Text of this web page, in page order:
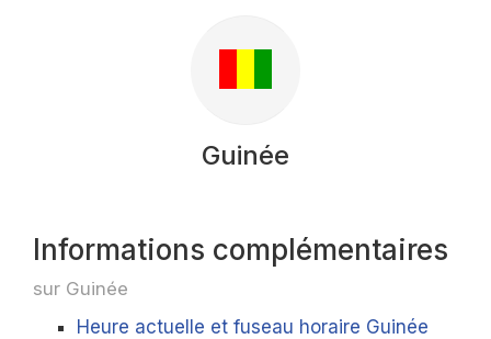
Guinée
Informations complémentaires
sur Guinée
Heure actuelle et fuseau horaire Guinée